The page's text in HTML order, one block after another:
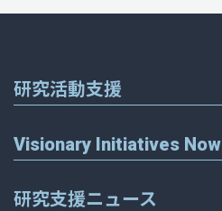
研究活動支援
Visionary Initiatives Now
研究支援ニュース